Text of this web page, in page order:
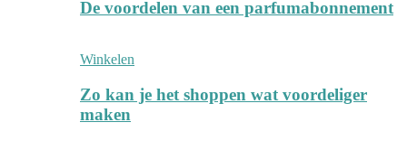
De voordelen van een parfumabonnement
Winkelen
Zo kan je het shoppen wat voordeliger
maken